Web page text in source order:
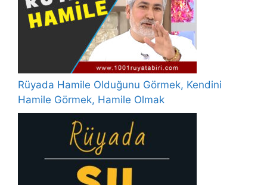
Rüyada Hamile Olduğunu Görmek, Kendini
Hamile Görmek, Hamile Olmak